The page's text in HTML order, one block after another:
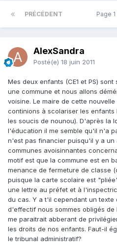
PRÉCÉDENT Page 1
AlexSandra
Posté(e) 18 juin 2011
Mes deux enfants (CE1 et PS)
une commune et nous allons
voisine. Le maire de cette
continions à scolariser les enfants
les soucis de nounou). D'après la
l'éducation il me semble qu'il n'a
n'est pas financier puisqu'il y a
communes avoisinnantes
motif est que la commune est en
menance de fermeture de classe
puisque la carte scolaire est
une lettre au préfet et à
du cas. Y a t'il cependant un texte
d'effectif nous sommes obligés de
me paraitrait abberant de
les droits de nos enfants. Faut-il
le tribunal administratif?